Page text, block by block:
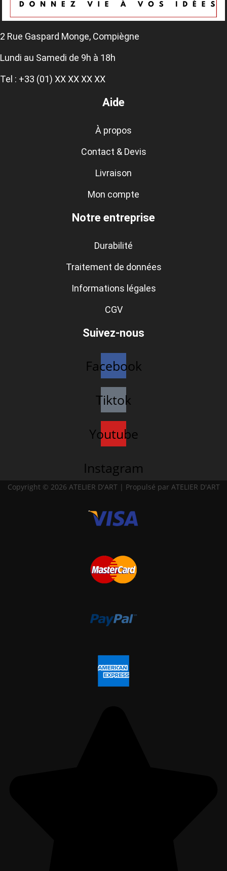
2 Rue Gaspard Monge, Compiègne
Lundi au Samedi de 9h à 18h
Tel : +33 (01) XX XX XX XX
Aide
À propos
Contact & Devis
Livraison
Mon compte
Notre entreprise
Durabilité
Traitement de données
Informations légales
CGV
Suivez-nous
Facebook
Tiktok
Youtube
Instagram
Copyright © 2026 ATELIER D'ART | Propulsé par ATELIER D'ART